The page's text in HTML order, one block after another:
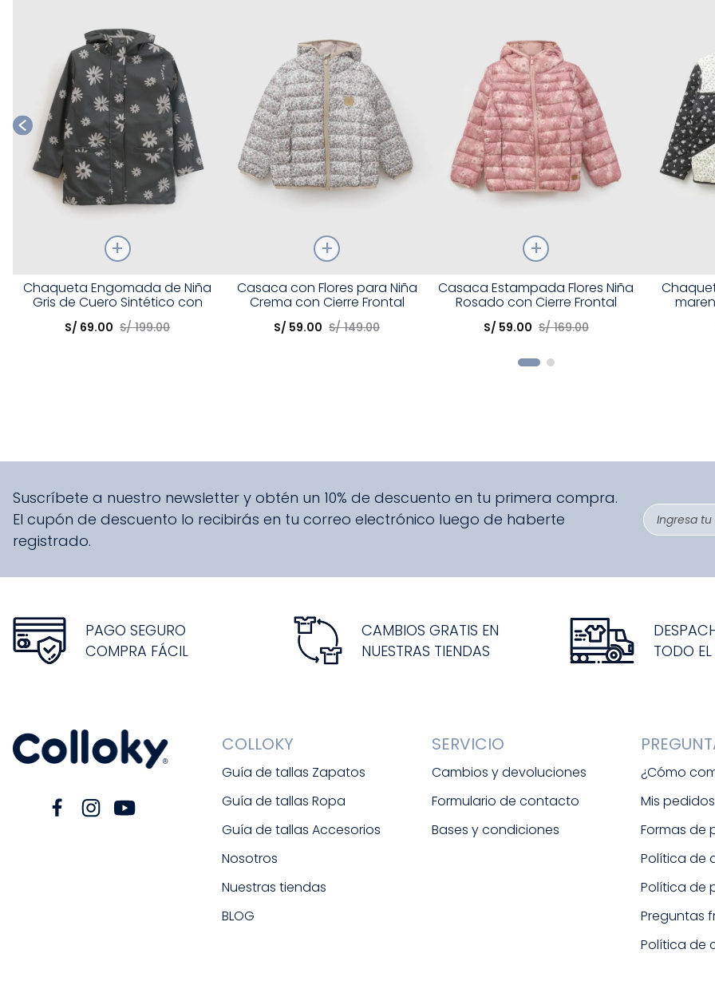
Talla
Elige una opción
Chaqueta Engomada de Niña
Gris de Cuero Sintético con
Flores
S/ 69.00 S/ 199.00
Talla
Elige una opción
Casaca con Flores para Niña
Crema con Cierre Frontal
S/ 59.00 S/ 149.00
Talla
Elige una opción
Casaca Estampada Flores Niña
Rosado con Cierre Frontal
S/ 59.00 S/ 169.00
Talla
Elige una
Suscríbete a nuestro newsletter y obtén un 10% de descuento en tu primera compra.
El cupón de descuento lo recibirás en tu correo electrónico luego de haberte
registrado.
PAGO SEGURO
COMPRA FÁCIL
CAMBIOS GRATIS EN
NUESTRAS TIENDAS
TODO EL
COLLOKY
Guía de tallas Zapatos
Guía de tallas Ropa
Guía de tallas Accesorios
Nosotros
Nuestras tiendas
BLOG
SERVICIO
Cambios y devoluciones
Formulario de contacto
Bases y condiciones
¿Cómo
Mis pedidos
Formas de
Política de
Política de
Preguntas
Política de